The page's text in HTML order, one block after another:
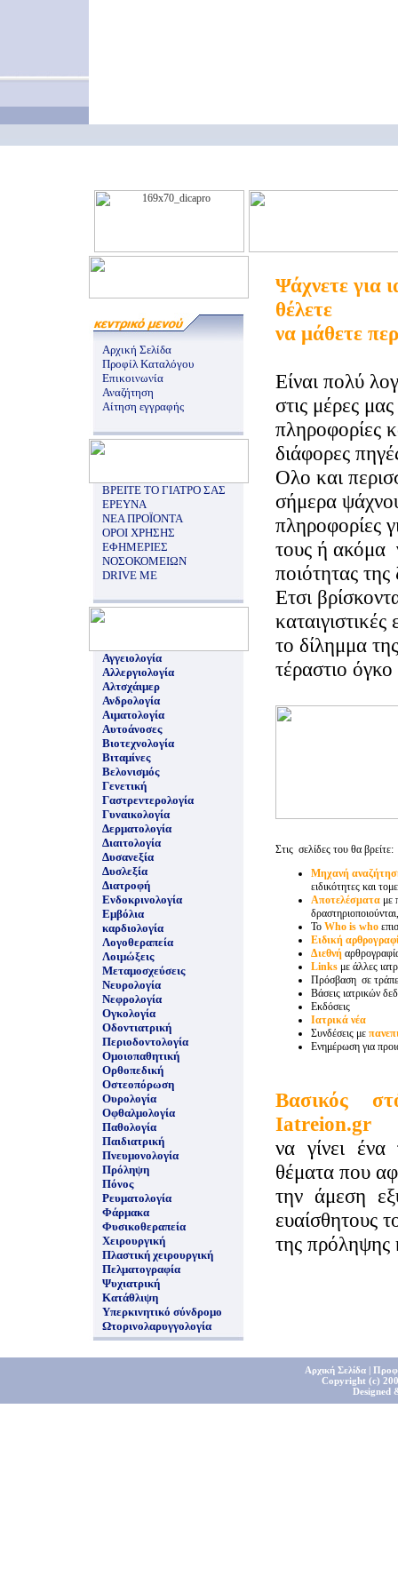
Αρχική Σελίδα
Προφίλ Καταλόγου
Επικοινωνία
Αναζήτηση
Αίτηση εγγραφής
ΒΡΕΙΤΕ ΤΟ ΓΙΑΤΡΟ ΣΑΣ
ΕΡΕΥΝΑ
ΝΕΑ ΠΡΟΪΟΝΤΑ
ΟΡΟΙ ΧΡΗΣΗΣ
ΕΦΗΜΕΡΙΕΣ
ΝΟΣΟΚΟΜΕΙΩΝ
DRIVE ME
Αγγειολογία
Αλλεργιολογία
Αλτσχάιμερ
Ανδρολογία
Αιματολογία
Αυτοάνοσες
Βιοτεχνολογία
Βιταμίνες
Βελονισμός
Γενετική
Γαστρεντερολογία
Γυναικολογία
Δερματολογία
Διαιτολογία
Δυσανεξία
Δυσλεξία
Διατροφή
Ενδοκρινολογία
Εμβόλια
καρδιολογία
Λογοθεραπεία
Λοιμώξεις
Μεταμοσχεύσεις
Νευρολογία
Νεφρολογία
Ογκολογία
Οδοντιατρική
Περιοδοντολογία
Ομοιοπαθητική
Ορθοπεδική
Οστεοπόρωση
Ουρολογία
Οφθαλμολογία
Παθολογία
Παιδιατρική
Πνευμονολογία
Πρόληψη
Πόνος
Ρευματολογία
Φάρμακα
Φυσικοθεραπεία
Χειρουργική
Πλαστική χειρουργική
Πελματογραφία
Ψυχιατρική
Κατάθλιψη
Υπερκινητικό σύνδρομο
Ωτορινολαρυγγολογία
Ψάχνετε για
θέλετε
να μάθετε
Είναι πολύ
στις μέρες
πληροφορίες
διάφορες
Ολο και
σήμερα
πληροφορίες
τους ή ακόμα
ποιότητας
Ετσι
καταιγιστικές
το δίλημμα
τέραστιο
Στις σελίδες του θα βρείτε:
Μηχανή
ειδικότητες και
Αποτελέσματα με
Το Who is who
Ειδική
Διεθνή
Links με άλλες
Πρόσβαση σε
Βάσεις ιατρικών
Εκδόσεις
Ιατρικά νέα
Συνδέσεις με
Ενημέρωση για
Βασικός
Iatreion.gr
να γίνει ένα
θέματα που
την άμεση
ευαίσθητους
της πρόληψης
Αρχική Σελίδα|
Copyright (c)
Designed